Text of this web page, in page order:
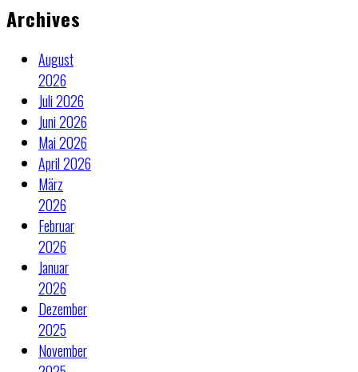
Archives
August
2026
Juli 2026
Juni 2026
Mai 2026
April 2026
März
2026
Februar
2026
Januar
2026
Dezember
2025
November